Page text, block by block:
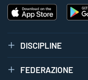
DISCIPLINE
FEDERAZIONE